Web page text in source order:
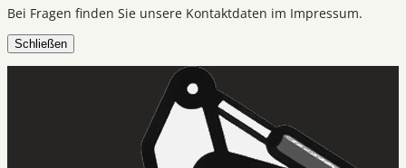
Bei Fragen finden Sie unsere Kontaktdaten im Impressum.
Schließen